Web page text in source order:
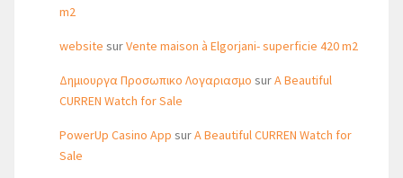
m2
website surVente maison à Elgorjani- superficie 420 m2
Δημιουργα Προσωπικο Λογαριασμο surA Beautiful
CURREN Watch for Sale
PowerUp Casino App surA Beautiful CURREN Watch for
Sale